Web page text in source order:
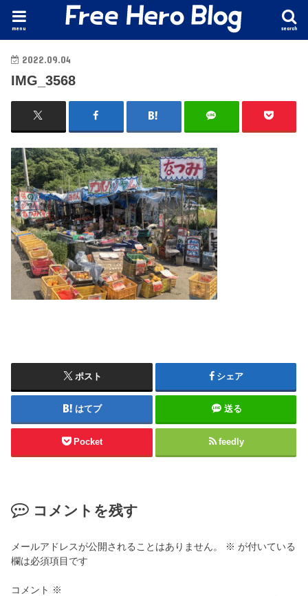
search
menu
2022.09.04
IMG_3568
ポスト シェア
はてブ 送る
Pocket feedly
コメントを残す
メールアドレスが公開されることはありません。 ※ が付いている
欄は必須項目です
コメント ※